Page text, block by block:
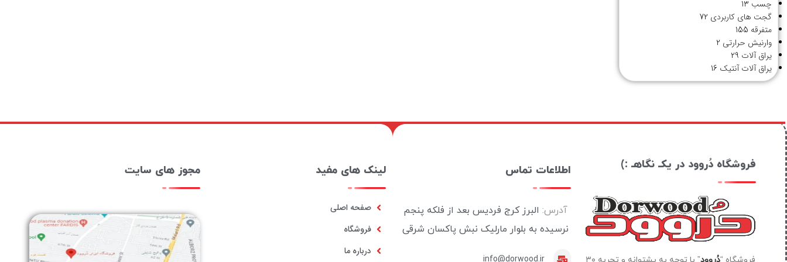
چسب 13
گجت های کاربردی 72
متفرقه 155
وارنیش حرارتی 2
یراق آلات 29
یراق آلات آنتیک 16
فروشگاه دُروود در یکـ نگاهـ :) اطلاعات تماس
آدرس: البرز کرج فردیس بعد از فلکه پنجم
نرسیده به بلوار مارلیک نبش پاکسان شرقی
info@dorwood.ir
لینک های مفید
صفحه اصلی
فروشگاه
درباره ما
مجوز های سایت